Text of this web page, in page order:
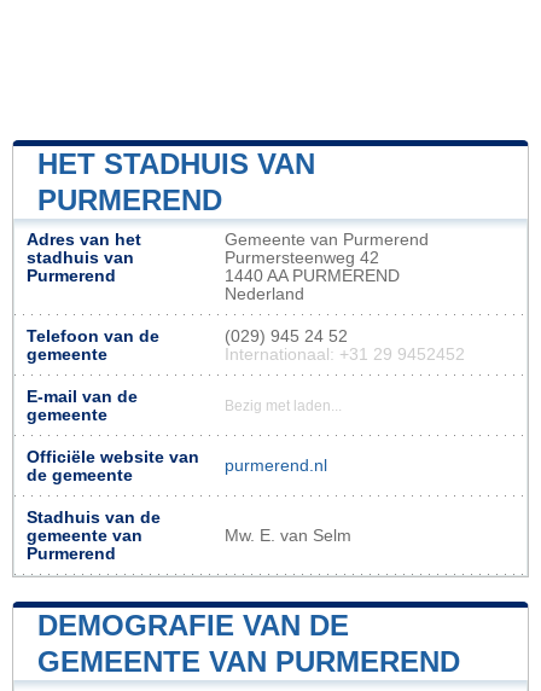
HET STADHUIS VAN
PURMEREND
Adres van het
stadhuis van
Purmerend
Gemeente van Purmerend
Purmersteenweg 42
1440 AA PURMEREND
Nederland
Telefoon van de
gemeente
(029) 945 24 52
Internationaal: +31 29 9452452
E-mail van de
gemeente
Bezig met laden...
Officiële website van
de gemeente
purmerend.nl
Stadhuis van de
gemeente van
Purmerend
Mw. E. van Selm
DEMOGRAFIE VAN DE
GEMEENTE VAN PURMEREND